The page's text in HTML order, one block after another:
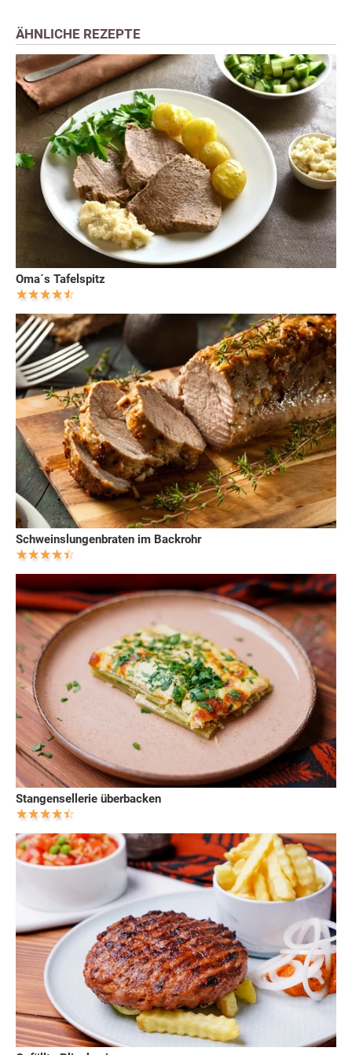
ÄHNLICHE REZEPTE
Oma´s Tafelspitz
Schweinslungenbraten im Backrohr
Stangensellerie überbacken